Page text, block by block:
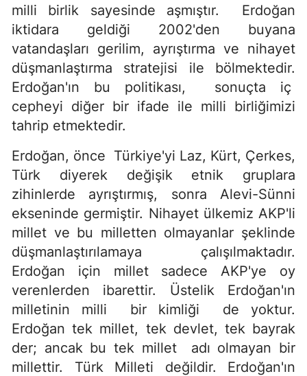
milli birlik sayesinde aşmıştır. Erdoğan
iktidara geldiği 2002'den buyana
vatandaşları gerilim, ayrıştırma ve nihayet
düşmanlaştırma stratejisi ile bölmektedir.
Erdoğan'ın bu politikası, sonuçta iç
cepheyi diğer bir ifade ile milli birliğimizi
tahrip etmektedir.
Erdoğan, önce Türkiye'yi Laz, Kürt, Çerkes,
Türk diyerek değişik etnik gruplara
zihinlerde ayrıştırmış, sonra Alevi-Sünni
ekseninde germiştir. Nihayet ülkemiz AKP'li
millet ve bu milletten olmayanlar şeklinde
düşmanlaştırılamaya çalışılmaktadır.
Erdoğan için millet sadece AKP'ye oy
verenlerden ibarettir. Üstelik Erdoğan'ın
milletinin milli bir kimliği de yoktur.
Erdoğan tek millet, tek devlet, tek bayrak
der; ancak bu tek millet adı olmayan bir
millettir. Türk Milleti değildir. Erdoğan'ın